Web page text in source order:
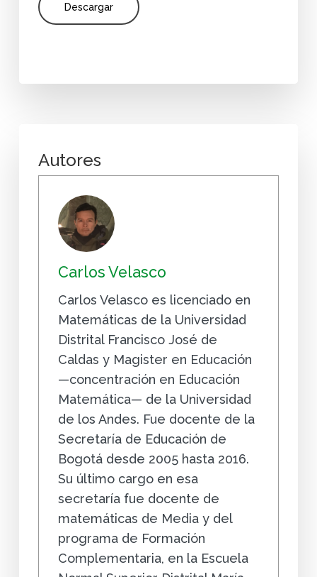
Descargar
Autores
Carlos Velasco
Carlos Velasco es licenciado en
Matemáticas de la Universidad
Distrital Francisco José de
Caldas y Magister en Educación
—concentración en Educación
Matemática— de la Universidad
de los Andes. Fue docente de la
Secretaría de Educación de
Bogotá desde 2005 hasta 2016.
Su último cargo en esa
secretaría fue docente de
matemáticas de Media y del
programa de Formación
Complementaria, en la Escuela